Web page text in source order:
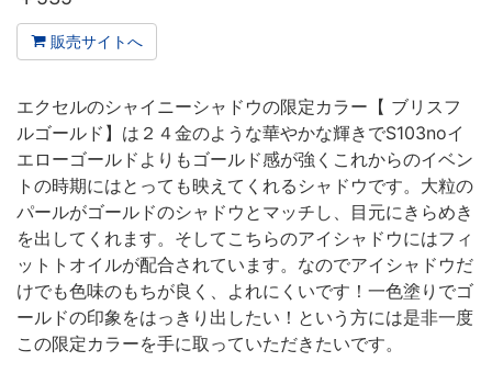
販売サイトへ
エクセルのシャイニーシャドウの限定カラー【 ブリスフ
ルゴールド】は２４金のような華やかな輝きでS103noイ
エローゴールドよりもゴールド感が強くこれからのイベン
トの時期にはとっても映えてくれるシャドウです。大粒の
パールがゴールドのシャドウとマッチし、目元にきらめき
を出してくれます。そしてこちらのアイシャドウにはフィ
ットトオイルが配合されています。なのでアイシャドウだ
けでも色味のもちが良く、よれにくいです！一色塗りでゴ
ールドの印象をはっきり出したい！という方には是非一度
この限定カラーを手に取っていただきたいです。